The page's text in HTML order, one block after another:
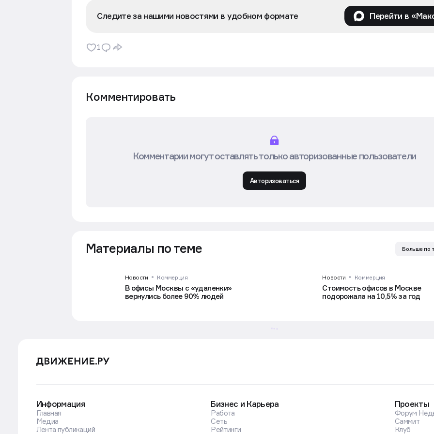
Следите за нашими новостями в удобном формате Перейти в
1
Комментировать
Комментарии могут оставлять только авторизованные пользователи
Авторизоваться
Материалы по теме Больше по
Новости Коммерция
В офисы Москвы с «удаленки»
вернулись более 90% людей
Новости Коммерция
Стоимость офисов в Москве
подорожала на 10,5% за год